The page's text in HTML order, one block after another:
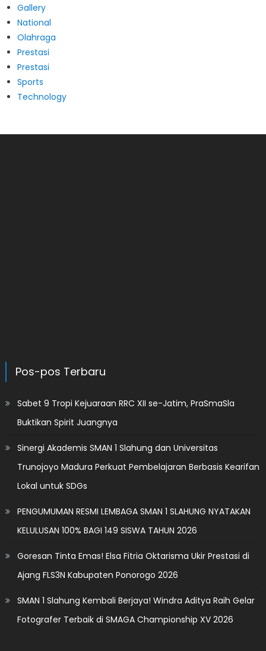
Gallery
National
Olahraga
Prestasi
Prestasi
Sports
Technology
Pos-pos Terbaru
Sabet 9 Tropi Kejuaraan RRC XII se-Jatim, PraSmaSla
Buktikan Spirit Juangnya
Sinergi Akademis SMAN 1 Slahung dan Universitas
Trunojoyo Madura Perkuat Pembelajaran Berbasis Kearifan
Lokal untuk SDGs
PENGUMUMAN RESMI LEMBAGA SMAN 1 SLAHUNG NYATAKAN
KELULUSAN 100% BAGI 149 SISWA TAHUN 2026
Goresan Tinta Emas! Elsa Fitria Oktarisma Ukir Prestasi di
Ajang FLS3N Kabupaten Ponorogo 2026
SMAN 1 Slahung Kembali Berjaya! Windra Aditya Raih Gelar
Fotografer Terbaik di SMAGA Championship XV 2026